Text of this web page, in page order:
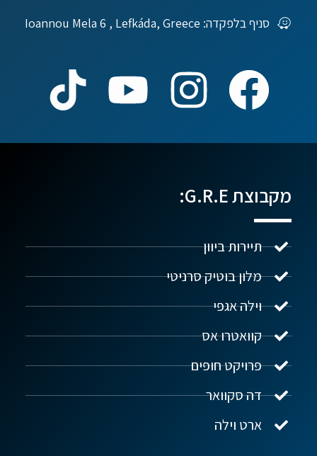
סניף בלפקדה: Ioannou Mela 6 , Lefkáda, Greece
מקבוצת G.R.E:
תיירות ביוון
מלון בוטיק סרניטי
וילה אגפי
קוואטרו אס
פרויקט חופים
דה סקוואר
ארט וילה
נדל"ן ביוון G.R.E
שלום! איך אפשר לעזור?